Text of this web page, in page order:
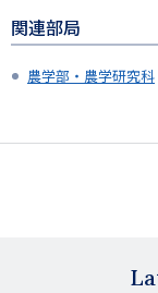
関連部局
農学部・農学研究科